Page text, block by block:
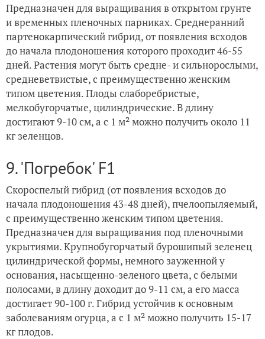
Предназначен для выращивания в открытом грунте
и временных пленочных парниках. Среднеранний
партенокарпический гибрид, от появления всходов
до начала плодоношения которого проходит 46-55
дней. Растения могут быть средне- и сильнорослыми,
средневетвистые, с преимущественно женским
типом цветения. Плоды слаборебристые,
мелкобугорчатые, цилиндрические. В длину
достигают 9-10 см, а с 1 м² можно получить около 11
кг зеленцов.
9. 'Погребок' F1
Скороспелый гибрид (от появления всходов до
начала плодоношения 43-48 дней), пчелоопыляемый,
с преимущественно женским типом цветения.
Предназначен для выращивания под пленочными
укрытиями. Крупнобугорчатый бурошипый зеленец
цилиндрической формы, немного зауженной у
основания, насыщенно-зеленого цвета, с белыми
полосами, в длину доходит до 9-11 см, а его масса
достигает 90-100 г. Гибрид устойчив к основным
заболеваниям огурца, а с 1 м² можно получить 15-17
кг плодов.